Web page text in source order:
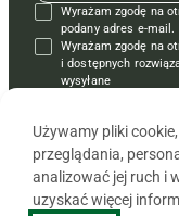
Polityka prywatności
Reklama
Krzyżówki
Wyrażam zgodę na
podany adres e-mail.
Wyrażam zgodę na
i dostępnych
wysyłane
Używamy pliki
przeglądania,
analizować jej ruch i
uzyskać więcej